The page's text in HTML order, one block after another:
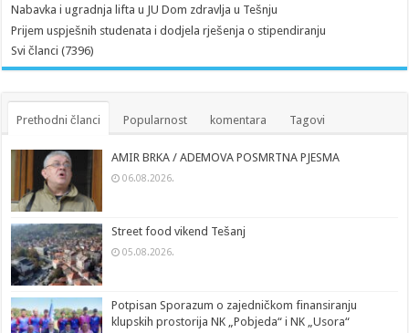
Nabavka i ugradnja lifta u JU Dom zdravlja u Tešnju
Prijem uspješnih studenata i dodjela rješenja o stipendiranju
Svi članci (7396)
Prethodni članci Popularnost komentara Tagovi
AMIR BRKA / ADEMOVA POSMRTNA PJESMA
06.08.2026.
Street food vikend Tešanj
05.08.2026.
Potpisan Sporazum o zajedničkom finansiranju
klupskih prostorija NK „Pobjeda“ i NK „Usora“